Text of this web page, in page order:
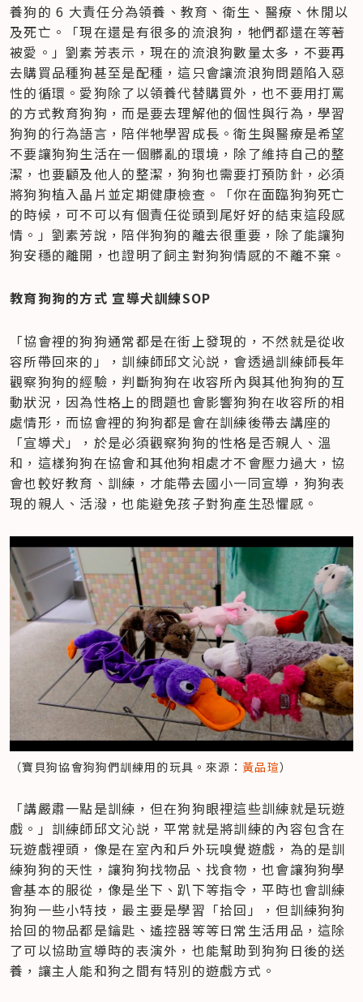
養狗的 6 大責任分為領養、教育、衛生、醫療、休閒以
及死亡。「現在還是有很多的流浪狗，牠們都還在等著
被愛。」劉素芳表示，現在的流浪狗數量太多，不要再
去購買品種狗甚至是配種，這只會讓流浪狗問題陷入惡
性的循環。愛狗除了以領養代替購買外，也不要用打罵
的方式教育狗狗，而是要去理解他的個性與行為，學習
狗狗的行為語言，陪伴牠學習成長。衛生與醫療是希望
不要讓狗狗生活在一個髒亂的環境，除了維持自己的整
潔，也要顧及他人的整潔，狗狗也需要打預防針，必須
將狗狗植入晶片並定期健康檢查。「你在面臨狗狗死亡
的時候，可不可以有個責任從頭到尾好好的結束這段感
情。」劉素芳說，陪伴狗狗的離去很重要，除了能讓狗
狗安穩的離開，也證明了飼主對狗狗情感的不離不棄。
教育狗狗的方式 宣導犬訓練SOP
「協會裡的狗狗通常都是在街上發現的，不然就是從收
容所帶回來的」，訓練師邱文沁説，會透過訓練師長年
觀察狗狗的經驗，判斷狗狗在收容所內與其他狗狗的互
動狀況，因為性格上的問題也會影響狗狗在收容所的相
處情形，而協會裡的狗狗都是會在訓練後帶去講座的
「宣導犬」，於是必須觀察狗狗的性格是否親人、溫
和，這樣狗狗在協會和其他狗相處才不會壓力過大，協
會也較好教育、訓練，才能帶去國小一同宣導，狗狗表
現的親人、活潑，也能避免孩子對狗產生恐懼感。
（寶貝狗協會狗狗們訓練用的玩具。來源： 黃品瑄）
「講嚴肅一點是訓練，但在狗狗眼裡這些訓練就是玩遊
戲。」訓練師邱文沁説，平常就是將訓練的內容包含在
玩遊戲裡頭，像是在室內和戶外玩嗅覺遊戲，為的是訓
練狗狗的天性，讓狗狗找物品、找食物，也會讓狗狗學
會基本的服從，像是坐下、趴下等指令，平時也會訓練
狗狗一些小特技，最主要是學習「拾回」，但訓練狗狗
拾回的物品都是鑰匙、遙控器等等日常生活用品，這除
了可以協助宣導時的表演外，也能幫助到狗狗日後的送
養，讓主人能和狗之間有特別的遊戲方式。